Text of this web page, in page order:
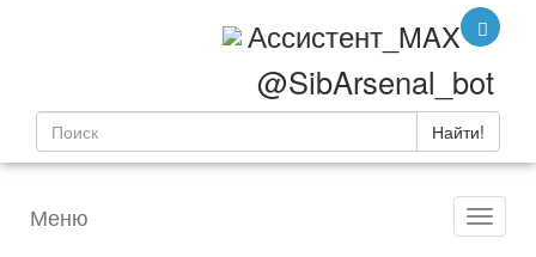
Ассистент_MAX
@SibArsenal_bot
Найти!
Меню